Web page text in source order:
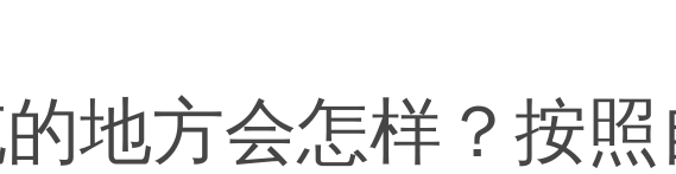
地方会怎样？按